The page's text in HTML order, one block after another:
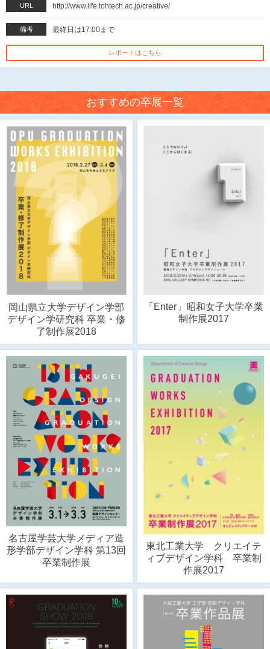
URL http://www.life.tohtech.ac.jp/creative/
備考 最終日は17:00まで
レポートはこちら
おすすめの卒展一覧
岡山県立大学デザイン学部
デザイン学研究科 卒業・修
了制作展2018
「Enter」昭和女子大学卒業
制作展2017
名古屋学芸大学メディア造
形学部デザイン学科 第13回
卒業制作展
東北工業大学 クリエイテ
ィブデザイン学科 卒業制
作展2017